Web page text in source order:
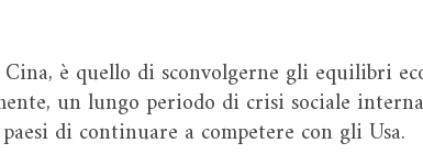
è quello di sconvolgerne gli equilibri
un lungo periodo di crisi sociale
di continuare a competere con gli Usa.